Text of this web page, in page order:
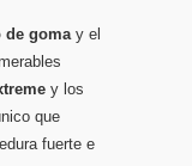
de gomay el
y los
que
fuerte e